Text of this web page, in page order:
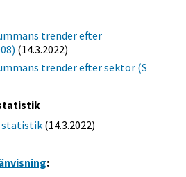
trender efter
(14.3.2022)
trender efter sektor (S
statistik (14.3.2022)
: